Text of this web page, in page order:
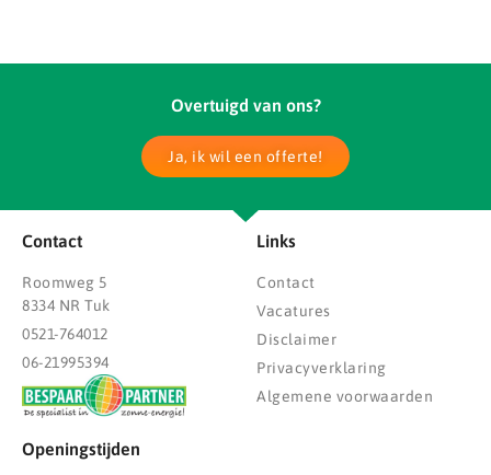
Overtuigd van ons?
Ja, ik wil een offerte!
Contact
Roomweg 5
8334 NR Tuk
0521-764012
06-21995394
Links
Contact
Vacatures
Disclaimer
Privacyverklaring
Algemene voorwaarden
Openingstijden